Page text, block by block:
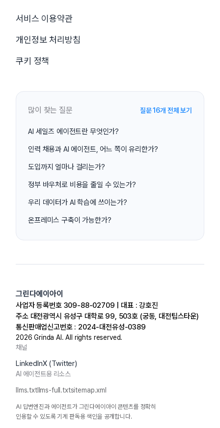
서비스 이용약관
개인정보 처리방침
쿠키 정책
많이 찾는 질문 질문 16개 전체 보기
AI 세일즈 에이전트란 무엇인가?
인력 채용과 AI 에이전트, 어느 쪽이 유리한가?
도입까지 얼마나 걸리는가?
정부 바우처로 비용을 줄일 수 있는가?
우리 데이터가 AI 학습에 쓰이는가?
온프레미스 구축이 가능한가?
그린다에이아이
사업자 등록번호 309-88-02709 | 대표 : 강호진
주소 대전광역시 유성구 대학로 99, 503호 (궁동, 대전팁스타운)
통신판매업신고번호 : 2024-대전유성-0389
2026 Grinda AI. All rights reserved.
채널
LinkedInX (Twitter)
AI 에이전트용 리소스
llms.txtllms-full.txtsitemap.xml
AI 답변엔진과 에이전트가 그린다에이아이 콘텐츠를 정확히
인용할 수 있도록 기계 판독용 색인을 공개합니다.